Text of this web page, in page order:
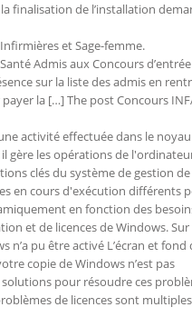
finalisation de l’installation
et Sage-femme.
Admis aux Concours
sur la liste des admis en
la […] The post Concours
activité effectuée dans le
gère les opérations de
clés du système de gestion de
en cours d'exécution différents
en fonction des
et de licences de Windows. Sur
pu être activé L’écran et fond
copie de Windows n’est pas
pour résoudre ces
de licences sont